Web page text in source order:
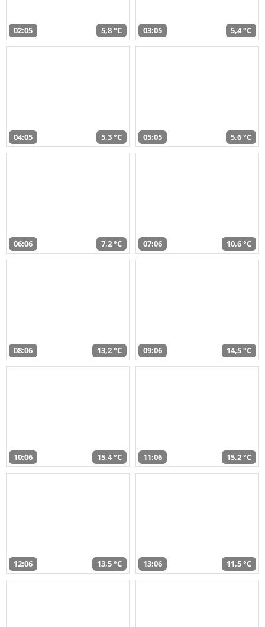
02:05 5,8 °C 03:05 5,4 °C
04:05 5,3 °C 05:05 5,6 °C
06:06 7,2 °C 07:06 10,6 °C
08:06 13,2 °C 09:06 14,5 °C
10:06 15,4 °C 11:06 15,2 °C
12:06 13,5 °C 13:06 11,5 °C